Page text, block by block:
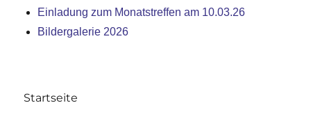
Einladung zum Monatstreffen am 10.03.26
Bildergalerie 2026
Startseite